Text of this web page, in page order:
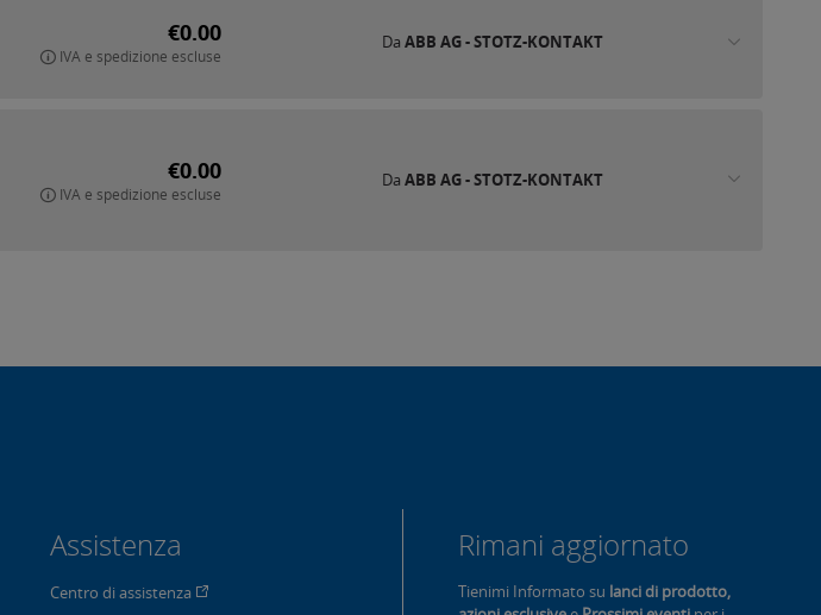
€0.00
IVA e spedizione escluse
DaABB AG - STOTZ-KONTAKT
€0.00
IVA e spedizione escluse
DaABB AG - STOTZ-KONTAKT
Assistenza
Centro di assistenza
Rimani aggiornato
Tienimi Informato su lanci di prodotto,